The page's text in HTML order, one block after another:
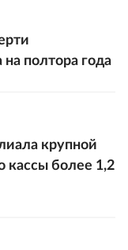
полтора года
крупной
кассы более 1,2